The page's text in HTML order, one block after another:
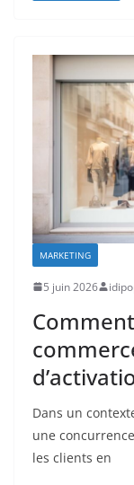
MARKETING
5 juin 2026
Dans un
une
les clients en